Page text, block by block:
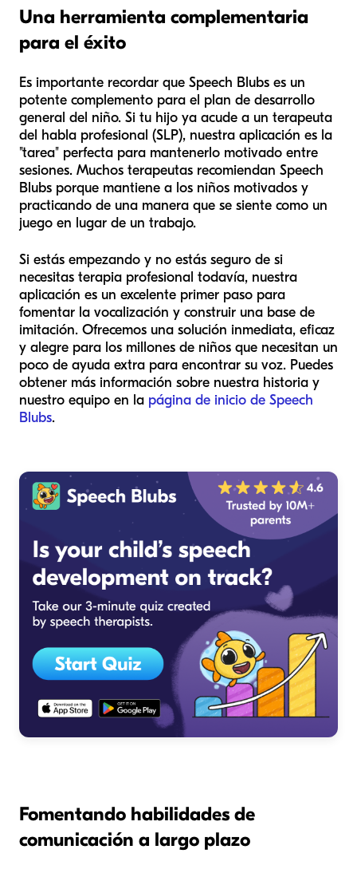
Una herramienta complementaria
para el éxito
Es importante recordar que Speech Blubs es un
potente complemento para el plan de desarrollo
general del niño. Si tu hijo ya acude a un terapeuta
del habla profesional (SLP), nuestra aplicación es la
"tarea" perfecta para mantenerlo motivado entre
sesiones. Muchos terapeutas recomiendan Speech
Blubs porque mantiene a los niños motivados y
practicando de una manera que se siente como un
juego en lugar de un trabajo.
Si estás empezando y no estás seguro de si
necesitas terapia profesional todavía, nuestra
aplicación es un excelente primer paso para
fomentar la vocalización y construir una base de
imitación. Ofrecemos una solución inmediata, eficaz
y alegre para los millones de niños que necesitan un
poco de ayuda extra para encontrar su voz. Puedes
obtener más información sobre nuestra historia y
nuestro equipo en la página de inicio de Speech
Blubs.
Fomentando habilidades de
comunicación a largo plazo